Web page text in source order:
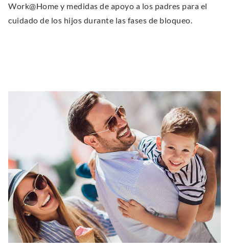
Work@Home y medidas de apoyo a los padres para el
cuidado de los hijos durante las fases de bloqueo.